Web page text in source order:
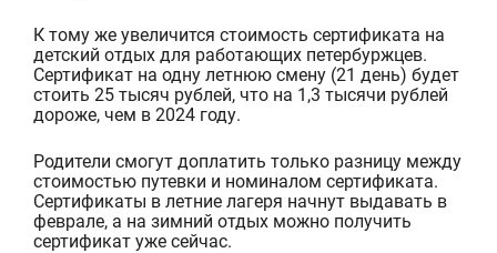
К тому же увеличится стоимость сертификата на
детский отдых для работающих петербуржцев.
Сертификат на одну летнюю смену (21 день) будет
стоить 25 тысяч рублей, что на 1,3 тысячи рублей
дороже, чем в 2024 году.
Родители смогут доплатить только разницу между
стоимостью путевки и номиналом сертификата.
Сертификаты в летние лагеря начнут выдавать в
феврале, а на зимний отдых можно получить
сертификат уже сейчас.